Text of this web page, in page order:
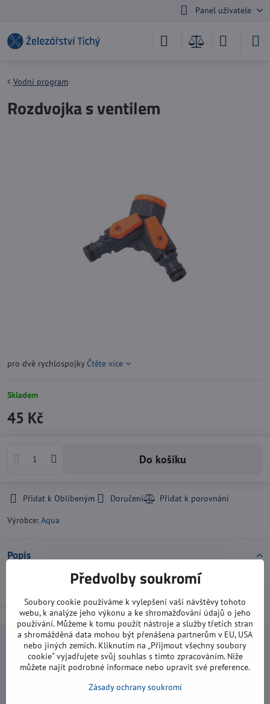
Panel uživatele
Vodní program
Rozdvojka s ventilem
pro dvě rychlospojky Čtěte více
Skladem
45 Kč
Do košíku
Přidat k Oblíbeným
Doručení
Výrobce: Aqua
Popis
Rozdvojka s ventilem 1/2" - 3/4" pro dvě rychlospojky umožňuje
rychlé a pohodlné připojení ke kohoutku.
Navštivte nás
Otevírací doba:
Předvolby soukromí
Soubory cookie používáme k vylepšení vaší návštěvy tohoto
webu, k analýze jeho výkonu a ke shromažďování údajů o jeho
používání. Můžeme k tomu použít nástroje a služby třetích stran
a shromážděná data mohou být přenášena partnerům v EU, USA
nebo jiných zemích. Kliknutím na „Přijmout všechny soubory
cookie“ vyjadřujete svůj souhlas s tímto zpracováním. Níže
můžete najít podrobné informace nebo upravit své preference.
Zásady ochrany soukromí